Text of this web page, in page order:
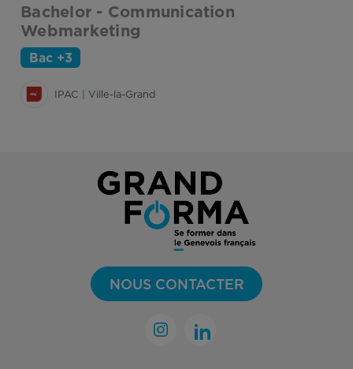
Bachelor - Communication
Webmarketing
Bac +3
IPAC | Ville-la-Grand
NOUS CONTACTER